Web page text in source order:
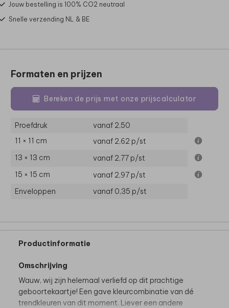
Jouw bestelling is 100% CO2 neutraal
Snelle verzending NL & BE
Formaten en prijzen
Bereken de prijs met onze prijscalculator
Proefdruk
vanaf 2,50
11 × 11 cm
vanaf 2,62 p/st
13 × 13 cm
vanaf 2,77 p/st
15 × 15 cm
vanaf 2,97 p/st
Enveloppen
vanaf 0,35 p/st
Productinformatie
Omschrijving
Wauw, wij zijn helemaal verliefd op dit prachtige
geboortekaartje! Een gave kleurcombinatie van dé
trendkleuren van dit moment. Liever een andere